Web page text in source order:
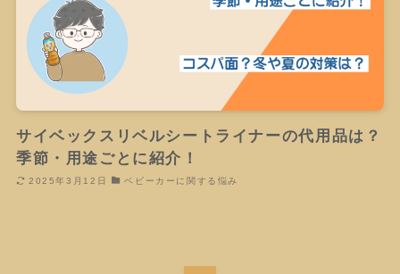
サイベックスリベルシートライナーの代用品は？
季節・用途ごとに紹介！
2025年3月12日 ベビーカーに関する悩み